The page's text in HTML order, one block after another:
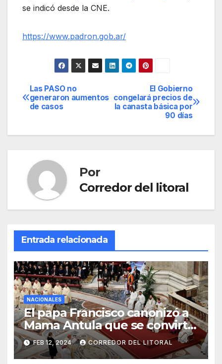
se indicó desde la CNE.
https://www.padron.gob.ar/
Navegación
de
entradas
El Gobierno
congelará precios de
la canasta básica por
90 días
Las PASO no
generaron aumentos
de casos
Por
Corredor del litoral
Entrada relacionada
NACIONALES
El papa Francisco canonizó a
Mama Antula que se convirtió
en la primera santa argentina
FEB 12, 2024 CORREDOR DEL LITORAL